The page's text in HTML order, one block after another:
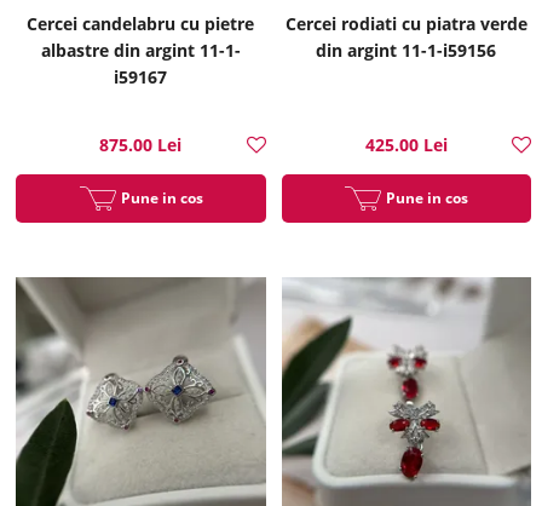
Cercei candelabru cu pietre
albastre din argint 11-1-
i59167
875.00 Lei
Pune in cos
Cercei rodiati cu piatra verde
din argint 11-1-i59156
425.00 Lei
Pune in cos